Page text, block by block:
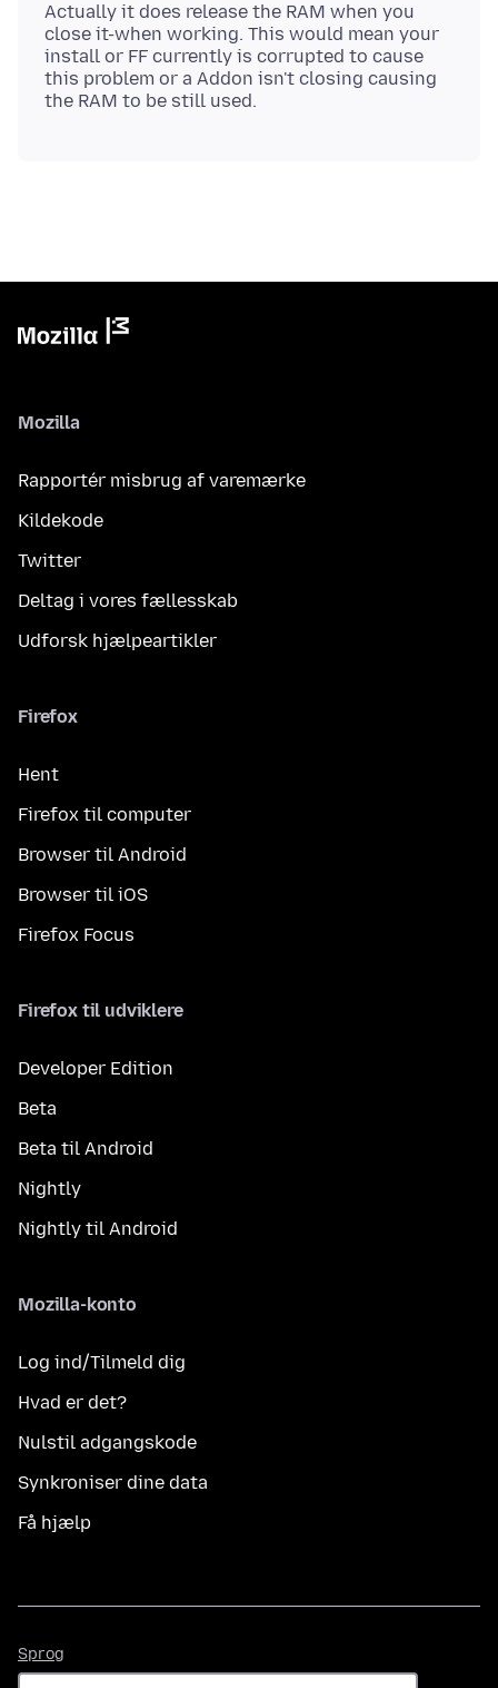
Actually it does release the RAM when you
close it-when working. This would mean your
install or FF currently is corrupted to cause
this problem or a Addon isn't closing causing
Mozilla
Rapportér misbrug af varemærke
Kildekode
Twitter
Deltag i vores fællesskab
Udforsk hjælpeartikler
Firefox
Hent
Firefox til computer
Browser til Android
Browser til iOS
Firefox Focus
Firefox til udviklere
Developer Edition
Beta
Beta til Android
Nightly
Nightly til Android
Mozilla-konto
Log ind/Tilmeld dig
Hvad er det?
Nulstil adgangskode
Synkroniser dine data
Få hjælp
Sprog